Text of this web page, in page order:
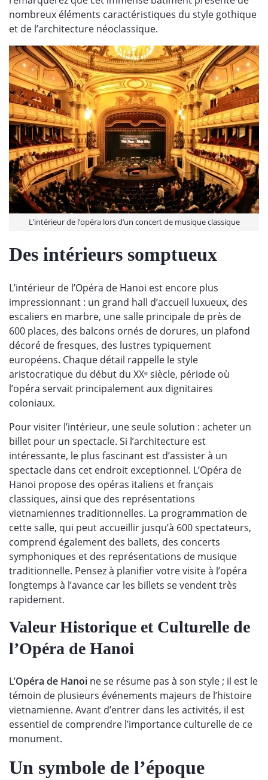
nombreux éléments caractéristiques du style gothique
et de l’architecture néoclassique.
L’intérieur de l’opéra lors d’un concert de musique classique
Des intérieurs somptueux
L’intérieur de l’Opéra de Hanoi est encore plus
impressionnant : un grand hall d’accueil luxueux, des
escaliers en marbre, une salle principale de près de
600 places, des balcons ornés de dorures, un plafond
décoré de fresques, des lustres typiquement
européens. Chaque détail rappelle le style
aristocratique du début du XXᵉ siècle, période où
l’opéra servait principalement aux dignitaires
coloniaux.
Pour visiter l’intérieur, une seule solution : acheter un
billet pour un spectacle. Si l’architecture est
intéressante, le plus fascinant est d’assister à un
spectacle dans cet endroit exceptionnel. L’Opéra de
Hanoi propose des opéras italiens et français
classiques, ainsi que des représentations
vietnamiennes traditionnelles. La programmation de
cette salle, qui peut accueillir jusqu’à 600 spectateurs,
comprend également des ballets, des concerts
symphoniques et des représentations de musique
traditionnelle. Pensez à planifier votre visite à l’opéra
longtemps à l’avance car les billets se vendent très
rapidement.
Valeur Historique et Culturelle de
l’Opéra de Hanoi
L’Opéra de Hanoi ne se résume pas à son style ; il est le
témoin de plusieurs événements majeurs de l’histoire
vietnamienne. Avant d’entrer dans les activités, il est
essentiel de comprendre l’importance culturelle de ce
monument.
Un symbole de l’époque